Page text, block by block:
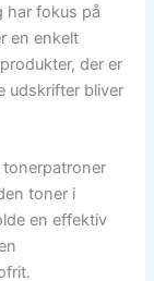
har fokus på
en enkelt
der er
udskrifter bliver
toner i
en effektiv